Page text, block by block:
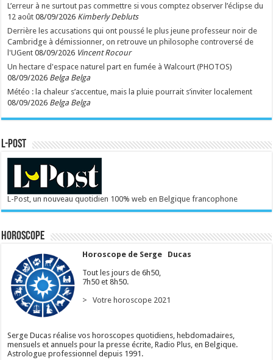
L’erreur à ne surtout pas commettre si vous comptez observer l’éclipse du
12 août 08/09/2026 Kimberly Debluts
Derrière les accusations qui ont poussé le plus jeune professeur noir de
Cambridge à démissionner, on retrouve un philosophe controversé de
l'UGent 08/09/2026 Vincent Rocour
Un hectare d'espace naturel part en fumée à Walcourt (PHOTOS)
08/09/2026 Belga Belga
Météo : la chaleur s’accentue, mais la pluie pourrait s’inviter localement
08/09/2026 Belga Belga
L-POST
L-Post, un nouveau quotidien 100% web en Belgique francophone
Horoscope
Horoscope de Serge Ducas
Tout les jours de 6h50,
7h50 et 8h50.
> Votre horoscope 2021
Serge Ducas réalise vos horoscopes quotidiens, hebdomadaires,
mensuels et annuels pour la presse écrite, Radio Plus, en Belgique.
Astrologue professionnel depuis 1991.